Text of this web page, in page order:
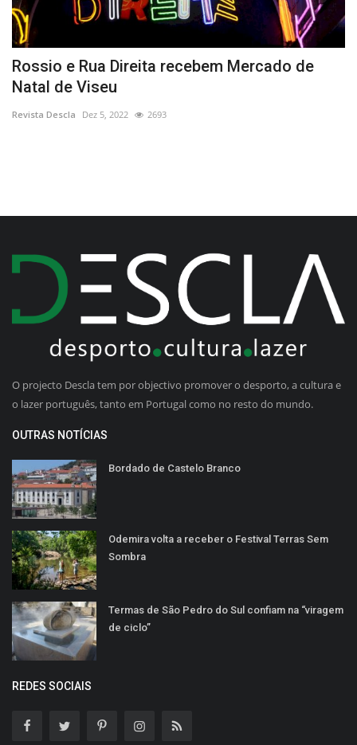
Rossio e Rua Direita recebem Mercado de
Natal de Viseu
Revista Descla Dez 5, 2022 2693
O projecto Descla tem por objectivo promover o desporto, a cultura e
o lazer português, tanto em Portugal como no resto do mundo.
OUTRAS NOTÍCIAS
Bordado de Castelo Branco
Odemira volta a receber o Festival Terras Sem
Sombra
Termas de São Pedro do Sul confiam na “viragem
de ciclo”
REDES SOCIAIS